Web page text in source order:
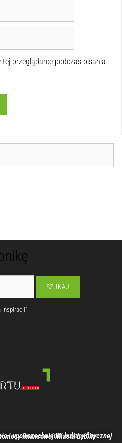
przeglądarce podczas pisania
Inspiracji"
fizycznej realizowane jest przy pomocy finansowej Miasta Lublin